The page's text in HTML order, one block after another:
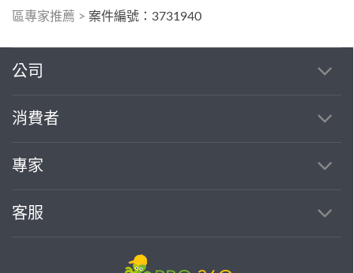
區專家推薦 > 案件編號：3731940
公司
消費者
專家
客服